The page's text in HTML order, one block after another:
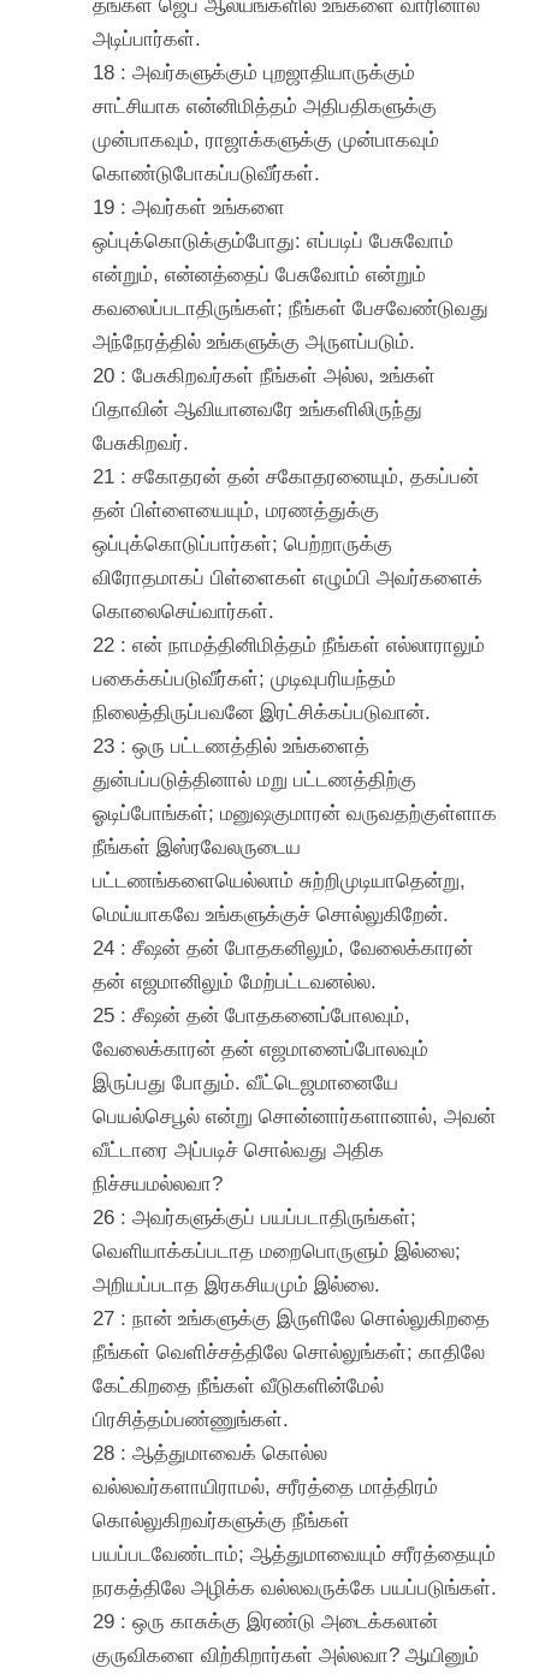
அடிப்பார்கள்.
18 : அவர்களுக்கும் புறஜாதியாருக்கும்
சாட்சியாக என்னிமித்தம் அதிபதிகளுக்கு
முன்பாகவும், ராஜாக்களுக்கு முன்பாகவும்
கொண்டுபோகப்படுவீர்கள்.
19 : அவர்கள் உங்களை
ஒப்புக்கொடுக்கும்போது: எப்படிப் பேசுவோம்
என்றும், என்னத்தைப் பேசுவோம் என்றும்
கவலைப்படாதிருங்கள்; நீங்கள் பேசவேண்டுவது
அந்நேரத்தில் உங்களுக்கு அருளப்படும்.
20 : பேசுகிறவர்கள் நீங்கள் அல்ல, உங்கள்
பிதாவின் ஆவியானவரே உங்களிலிருந்து
பேசுகிறவர்.
21 : சகோதரன் தன் சகோதரனையும், தகப்பன்
தன் பிள்ளையையும், மரணத்துக்கு
ஒப்புக்கொடுப்பார்கள்; பெற்றாருக்கு
விரோதமாகப் பிள்ளைகள் எழும்பி அவர்களைக்
கொலைசெய்வார்கள்.
22 : என் நாமத்தினிமித்தம் நீங்கள் எல்லாராலும்
பகைக்கப்படுவீர்கள்; முடிவுபரியந்தம்
நிலைத்திருப்பவனே இரட்சிக்கப்படுவான்.
23 : ஒரு பட்டணத்தில் உங்களைத்
துன்பப்படுத்தினால் மறு பட்டணத்திற்கு
ஓடிப்போங்கள்; மனுஷகுமாரன் வருவதற்குள்ளாக
நீங்கள் இஸ்ரவேலருடைய
பட்டணங்களையெல்லாம் சுற்றிமுடியாதென்று,
மெய்யாகவே உங்களுக்குச் சொல்லுகிறேன்.
24 : சீஷன் தன் போதகனிலும், வேலைக்காரன்
தன் எஜமானிலும் மேற்பட்டவனல்ல.
25 : சீஷன் தன் போதகனைப்போலவும்,
வேலைக்காரன் தன் எஜமானைப்போலவும்
இருப்பது போதும். வீட்டெஜமானையே
பெயல்செபூல் என்று சொன்னார்களானால், அவன்
வீட்டாரை அப்படிச் சொல்வது அதிக
நிச்சயமல்லவா?
26 : அவர்களுக்குப் பயப்படாதிருங்கள்;
வெளியாக்கப்படாத மறைபொருளும் இல்லை;
அறியப்படாத இரகசியமும் இல்லை.
27 : நான் உங்களுக்கு இருளிலே சொல்லுகிறதை
நீங்கள் வெளிச்சத்திலே சொல்லுங்கள்; காதிலே
கேட்கிறதை நீங்கள் வீடுகளின்மேல்
பிரசித்தம்பண்ணுங்கள்.
28 : ஆத்துமாவைக் கொல்ல
வல்லவர்களாயிராமல், சரீரத்தை மாத்திரம்
கொல்லுகிறவர்களுக்கு நீங்கள்
பயப்படவேண்டாம்; ஆத்துமாவையும் சரீரத்தையும்
நரகத்திலே அழிக்க வல்லவருக்கே பயப்படுங்கள்.
29 : ஒரு காசுக்கு இரண்டு அடைக்கலான்
குருவிகளை விற்கிறார்கள் அல்லவா? ஆயினும்